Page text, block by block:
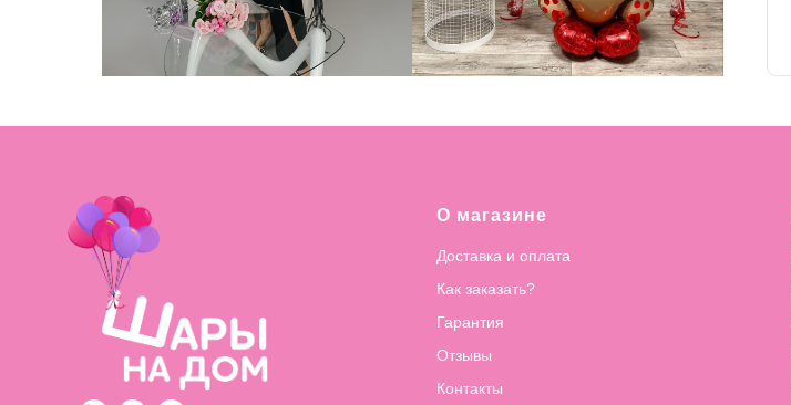
О магазине
Доставка и оплата
Как заказать?
Гарантия
Отзывы
Контакты